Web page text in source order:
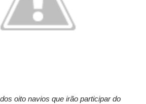
oito navios que irão participar do